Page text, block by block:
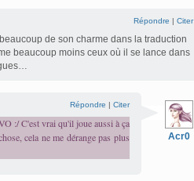
Répondre | Citer
de son charme dans la traduction
beaucoup moins ceux où il se lance dans
Acr0
Répondre | Citer
:/ C'est vrai qu'il joue aussi à ça
cela ne me dérange pas plus